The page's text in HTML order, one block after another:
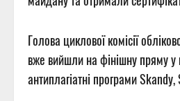
Голова циклової комісії
вже вийшли на фінішну пряму у
антиплагіатні програми